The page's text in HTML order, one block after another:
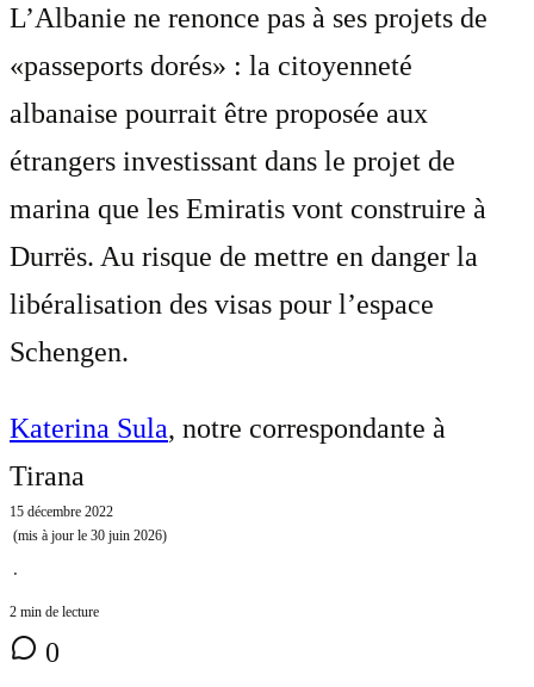
L’Albanie ne renonce pas à ses projets de
«passeports dorés» : la citoyenneté
albanaise pourrait être proposée aux
étrangers investissant dans le projet de
marina que les Emiratis vont construire à
Durrës. Au risque de mettre en danger la
libéralisation des visas pour l’espace
Schengen.
Katerina Sula, notre correspondante à
Tirana
15 décembre 2022
(mis à jour le 30 juin 2026)
⋅
2 min de lecture
0